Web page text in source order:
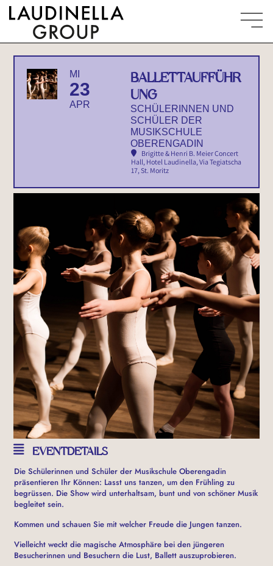
MI
23
APR
BALLETTAUFFÜHR
UNG
SCHÜLERINNEN UND
SCHÜLER DER
MUSIKSCHULE
OBERENGADIN
Brigitte & Henri B. Meier Concert
Hall, Hotel Laudinella, Via Tegiatscha
17, St. Moritz
EVENTDETAILS
Die Schülerinnen und Schüler der Musikschule Oberengadin
präsentieren Ihr Können: Lasst uns tanzen, um den Frühling zu
begrüssen. Die Show wird unterhaltsam, bunt und von schöner Musik
begleitet sein.
Kommen und schauen Sie mit welcher Freude die Jungen tanzen.
Vielleicht weckt die magische Atmosphäre bei den jüngeren
Besucherinnen und Besuchern die Lust, Ballett auszuprobieren.